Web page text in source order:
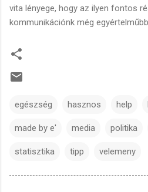
vita lényege, hogy az ilyen fontos
kommunikációnk még
egészség hasznos help
made by e' media politika
statisztika tipp velemeny